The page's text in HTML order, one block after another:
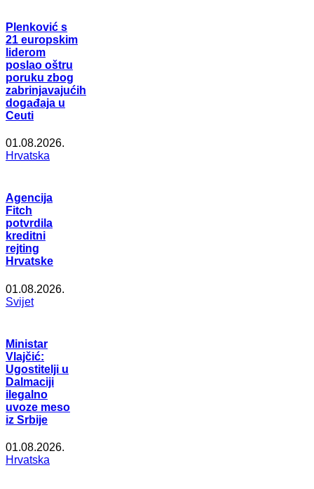
Plenković s
21 europskim
liderom
poslao oštru
poruku zbog
zabrinjavajućih
događaja u
Ceuti
01.08.2026.
Hrvatska
Agencija
Fitch
potvrdila
kreditni
rejting
Hrvatske
01.08.2026.
Svijet
Ministar
Vlajčić:
Ugostitelji u
Dalmaciji
ilegalno
uvoze meso
iz Srbije
01.08.2026.
Hrvatska